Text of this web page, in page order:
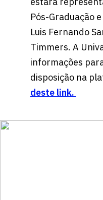
Pós-Graduação
Luis Fernando
Timmers. A
informações
disposição na
deste link.